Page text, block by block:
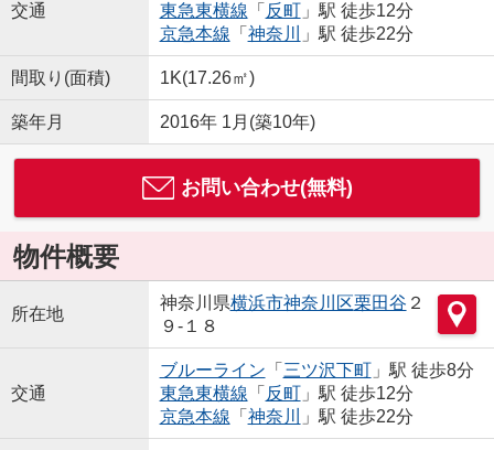
交通
東急東横線 「 反町」駅 徒歩12分
京急本線 「 神奈川 」駅 徒歩22分
間取り(面積) 1K(17.26㎡)
築年月 2016年 1月(築10年)
お問い合わせ(無料)
物件概要
所在地
神奈川県横浜市神奈川区栗田谷 ２
９-１８
交通
ブルーライン 「 三ツ沢下町」駅 徒歩8分
東急東横線 「 反町」駅 徒歩12分
京急本線 「 神奈川 」駅 徒歩22分